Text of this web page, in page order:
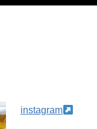
instagram